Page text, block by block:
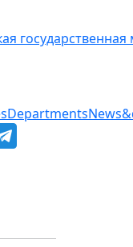
Departments